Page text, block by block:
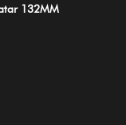
132MM